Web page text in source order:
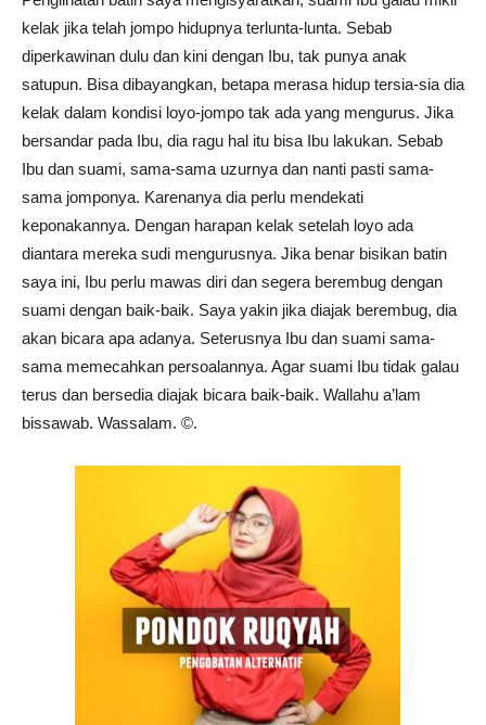
kelak jika telah jompo hidupnya terlunta-lunta. Sebab
diperkawinan dulu dan kini dengan Ibu, tak punya anak
satupun. Bisa dibayangkan, betapa merasa hidup tersia-sia dia
kelak dalam kondisi loyo-jompo tak ada yang mengurus. Jika
bersandar pada Ibu, dia ragu hal itu bisa Ibu lakukan. Sebab
Ibu dan suami, sama-sama uzurnya dan nanti pasti sama-
sama jomponya. Karenanya dia perlu mendekati
keponakannya. Dengan harapan kelak setelah loyo ada
diantara mereka sudi mengurusnya. Jika benar bisikan batin
saya ini, Ibu perlu mawas diri dan segera berembug dengan
suami dengan baik-baik. Saya yakin jika diajak berembug, dia
akan bicara apa adanya. Seterusnya Ibu dan suami sama-
sama memecahkan persoalannya. Agar suami Ibu tidak galau
terus dan bersedia diajak bicara baik-baik. Wallahu a’lam
bissawab. Wassalam. ©️.